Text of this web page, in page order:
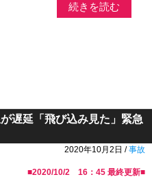
続きを読む
遅延「飛び込み見た」緊急
2020年10月2日 /事故
■2020/10/2 16：45 最終更新■